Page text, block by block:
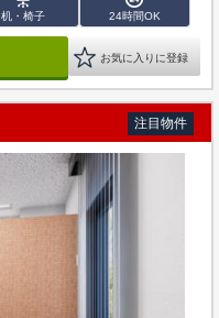
机・椅子 24時間OK
お気に入りに登録
注目物件